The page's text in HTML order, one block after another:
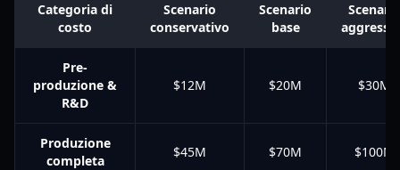
Categoria di
costo
Scenario
conservativo
Scenario
base
Scenario
Pre-
produzione &
R&D
$12M $20M $30M
Produzione
completa
$45M $70M $100M